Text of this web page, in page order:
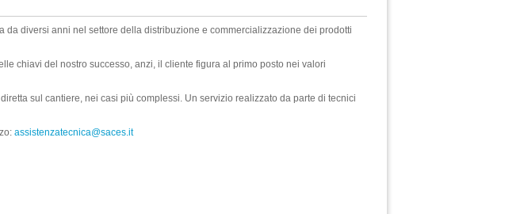
diversi anni nel settore della distribuzione e commercializzazione dei prodotti
chiavi del nostro successo, anzi, il cliente figura al primo posto nei valori
sul cantiere, nei casi più complessi. Un servizio realizzato da parte di tecnici
assistenzatecnica@saces.it